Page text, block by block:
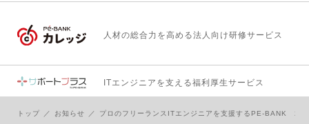
人材の総合力を高める法人向け研修サービス
ITエンジニアを支える福利厚生サービス
トップ お知らせ プロのフリーランスITエンジニアを支援するPE-BANK